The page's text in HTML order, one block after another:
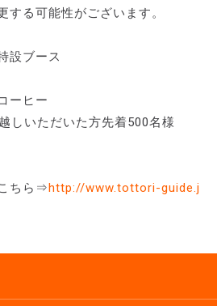
る可能性がございます。
設ブース
ーヒー
しいただいた方先着500名様
ちら⇒ http://www.tottori-guide.j